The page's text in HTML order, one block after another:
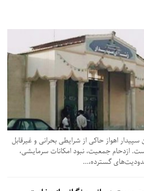
سپیدار اهواز حاکی از شرایطی بحرانی و غیرقابل
ازدحام جمعیت، نبود امکانات سرمایشی،
گسترده،...